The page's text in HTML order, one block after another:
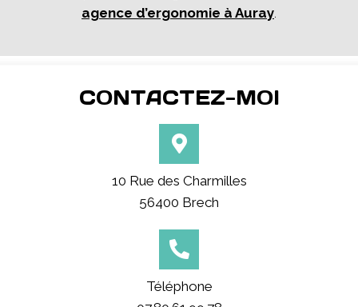
agence d’ergonomie à Auray.
CONTACTEZ-MOI
10 Rue des Charmilles
56400 Brech
Téléphone